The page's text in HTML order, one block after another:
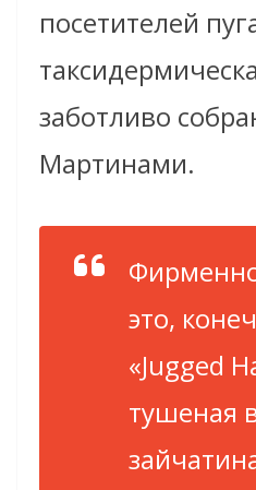
посетителей
заботливо
Мартинами.
это,
«Jugged
тушеная